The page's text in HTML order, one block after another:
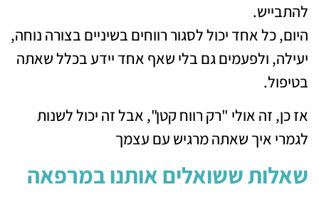
להתבייש.
היום, כל אחד יכול לסגור רווחים בשיניים בצורה נוחה,
יעילה, ולפעמים גם בלי שאף אחד יידע בכלל שאתה
בטיפול.
אז כן, זה אולי "רק רווח קטן", אבל זה יכול לשנות
לגמרי איך שאתה מרגיש עם עצמך
שאלות ששואלים אותנו במרפאה